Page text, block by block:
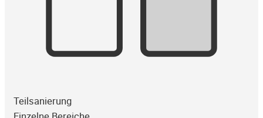
Teilsanierung